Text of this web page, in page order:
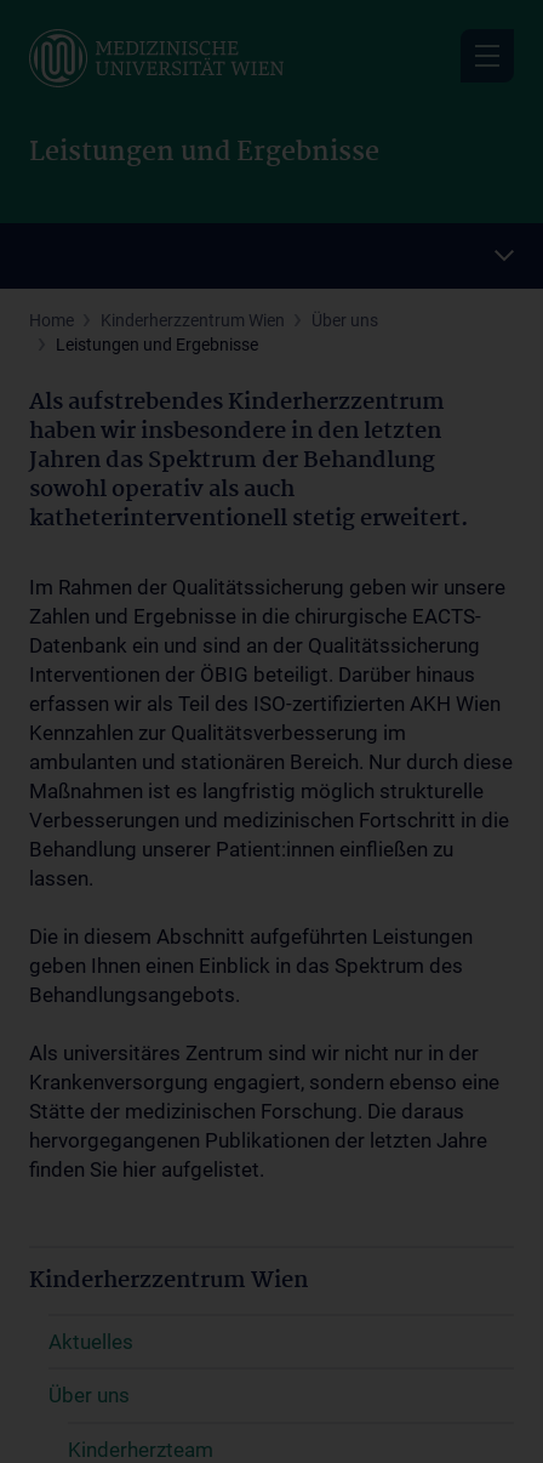
main
Leistungen und Ergebnisse
Home Kinderherzzentrum Wien
Über uns
Leistungen und Ergebnisse
Als aufstrebendes Kinderherzzentrum
haben wir insbesondere in den letzten
Jahren das Spektrum der Behandlung
sowohl operativ als auch
katheterinterventionell stetig erweitert.
Im Rahmen der Qualitätssicherung geben wir unsere
Zahlen und Ergebnisse in die chirurgische EACTS-
Datenbank ein und sind an der Qualitätssicherung
Interventionen der ÖBIG beteiligt. Darüber hinaus
erfassen wir als Teil des ISO-zertifizierten AKH Wien
Kennzahlen zur Qualitätsverbesserung im
ambulanten und stationären Bereich. Nur durch diese
Maßnahmen ist es langfristig möglich strukturelle
Verbesserungen und medizinischen Fortschritt in die
Behandlung unserer Patient:innen einfließen zu
lassen.
Die in diesem Abschnitt aufgeführten Leistungen
geben Ihnen einen Einblick in das Spektrum des
Behandlungsangebots.
Als universitäres Zentrum sind wir nicht nur in der
Krankenversorgung engagiert, sondern ebenso eine
Stätte der medizinischen Forschung. Die daraus
hervorgegangenen Publikationen der letzten Jahre
finden Sie hier aufgelistet.
Kinderherzzentrum Wien
Aktuelles
Über uns
Kinderherzteam